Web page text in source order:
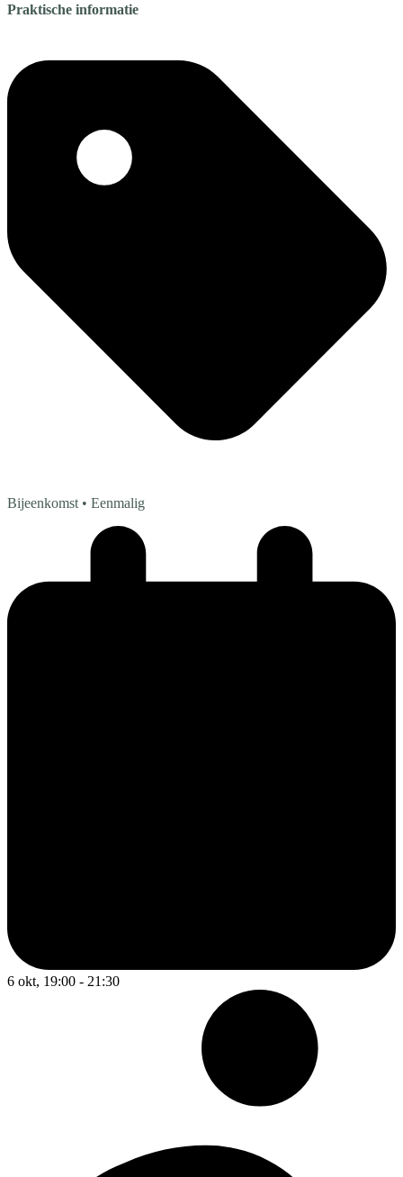
Praktische informatie
Bijeenkomst • Eenmalig
6 okt, 19:00 - 21:30